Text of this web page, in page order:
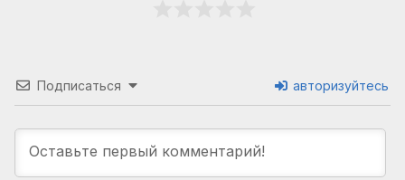
Подписаться авторизуйтесь